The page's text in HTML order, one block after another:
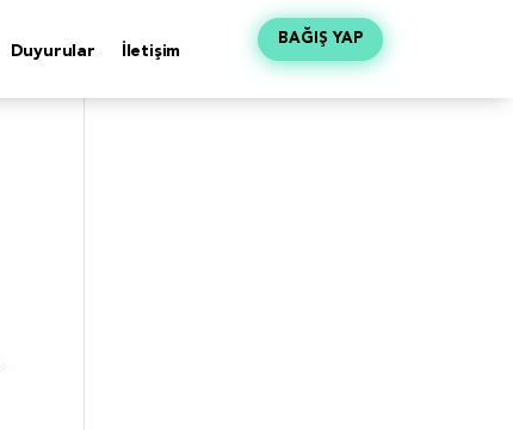
Duyurular İletişim
BAĞIŞ YAP